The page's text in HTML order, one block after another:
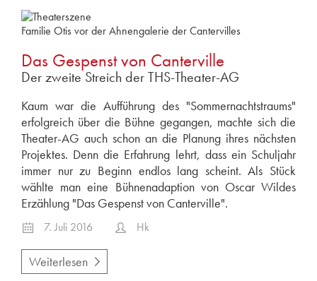
2024
Dezember 2024
Juni 2024
Mai 2024
April 2024
2023
Dezember 2023
November 2023
Juni 2023
April 2023
2022
Dezember 2022
September 2022
Familie Otis vor der Ahnengalerie der Cantervilles
Das Gespenst von Canterville
Der zweite Streich der THS-Theater-AG
Kaum war die Aufführung des "Sommernachtstraums"
erfolgreich über die Bühne gegangen, machte sich die
Theater-AG auch schon an die Planung ihres nächsten
Projektes. Denn die Erfahrung lehrt, dass ein Schuljahr
immer nur zu Beginn endlos lang scheint. Als Stück
wählte man eine Bühnenadaption von Oscar Wildes
Erzählung "Das Gespenst von Canterville".
7. Juli 2016 Hk
Weiterlesen